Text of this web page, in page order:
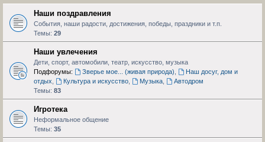
Наши поздравления
События, наши радости, достижения, победы, праздники и т.п.
Темы: 29
Наши увлечения
Дети, спорт, автомобили, театр, искусство, музыка
Подфорумы:
Зверье мое... (живая природа)
Наш досуг, дом и
отдых
Культура и искусство, Музыка,
Автодром
Темы: 83
Игротека
Неформальное общение
Темы: 35